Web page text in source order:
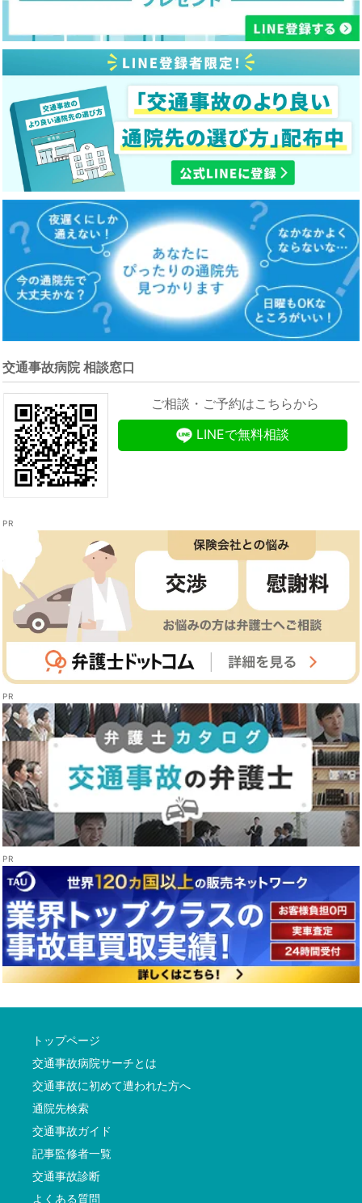
交通事故病院 相談窓口
ご相談・ご予約はこちらから
LINEで無料相談
トップページ
交通事故病院サーチとは
交通事故に初めて遭われた方へ
通院先検索
交通事故ガイド
記事監修者一覧
交通事故診断
よくある質問